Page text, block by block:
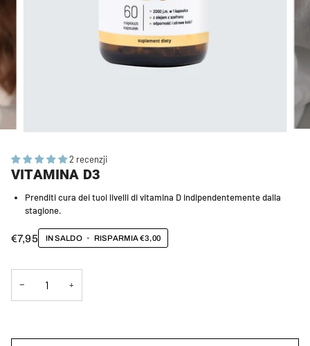
2 recenzji
VITAMINA D3
Prenditi cura dei tuoi livelli di vitamina D indipendentemente dalla
stagione.
€7,95 IN SALDO • RISPARMIA€3,00
− +